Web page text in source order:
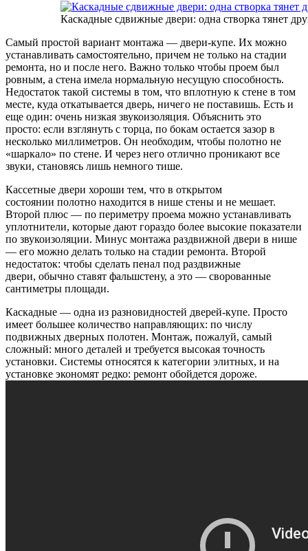
Каскадные сдвижные двери: одна створка тянет
Самый простой вариант монтажа — двери-купе. Их можно
устанавливать самостоятельно, причем не только на стадии
ремонта, но и после него. Важно только чтобы проем был
ровным, а стена имела нормальную несущую способность.
Недостаток такой системы в том, что вплотную к стене в том
месте, куда откатывается дверь, ничего не поставишь. Есть и
еще один: очень низкая звукоизоляция. Объяснить это
просто: если взглянуть с торца, по бокам остается зазор в
несколько миллиметров. Он необходим, чтобы полотно не
«шаркало» по стене. И через него отлично проникают все
звуки, становясь лишь немного тише.
Кассетные двери хороши тем, что в открытом
состоянии полотно находится в нише стены и не мешает.
Второй плюс — по периметру проема можно устанавливать
уплотнители, которые дают гораздо более высокие показатели
по звукоизоляции. Минус монтажа раздвижной двери в нише
— его можно делать только на стадии ремонта. Второй
недостаток: чтобы сделать пенал под раздвижные
двери, обычно ставят фальшстену, а это — сворованные
сантиметры площади.
Каскадные — одна из разновидностей дверей-купе. Просто
имеет большее количество направляющих: по числу
подвижных дверных полотен. Монтаж, пожалуй, самый
сложный: много деталей и требуется высокая точность
установки. Системы относятся к категории элитных, и на
установке экономят редко: ремонт обойдется дороже.